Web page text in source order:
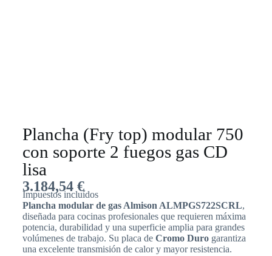
Plancha (Fry top) modular 750
con soporte 2 fuegos gas CD
lisa
3.184,54 €
Impuestos incluídos
Plancha modular de gas Almison ALMPGS722SCRL,
diseñada para cocinas profesionales que requieren máxima
potencia, durabilidad y una superficie amplia para grandes
volúmenes de trabajo. Su placa de Cromo Durogarantiza
una excelente transmisión de calor y mayor resistencia.